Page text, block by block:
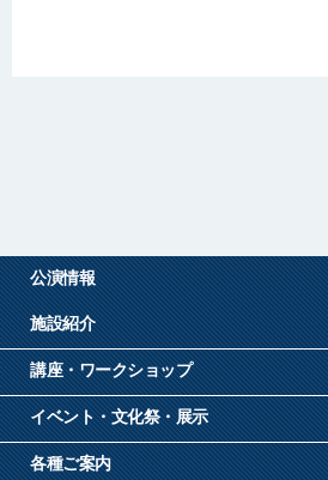
公演情報
施設紹介
講座・ワークショップ
イベント・文化祭・展示
各種ご案内